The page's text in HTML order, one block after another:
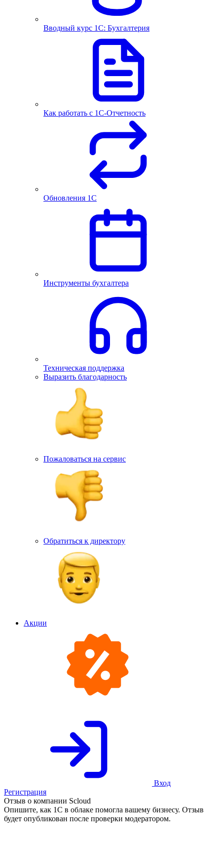
Вводный курс 1С: Бухгалтерия
Как работать с 1С‑Отчетность
Обновления 1С
Инструменты бухгалтера
Техническая поддержка
Выразить благодарность
Пожаловаться на сервис
Обратиться к директору
Акции
Вход
Регистрация
Отзыв о компании Scloud
Опишите, как 1С в облаке помогла вашему бизнесу. Отзыв
будет опубликован после проверки модератором.